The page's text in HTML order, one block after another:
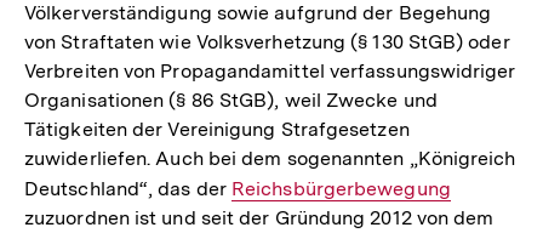
Völkerverständigung sowie aufgrund der Begehung
von Straftaten wie Volksverhetzung (§ 130 StGB) oder
Verbreiten von Propagandamittel verfassungswidriger
Organisationen (§ 86 StGB), weil Zwecke und
Tätigkeiten der Vereinigung Strafgesetzen
zuwiderliefen. Auch bei dem sogenannten „Königreich
Deutschland“, das der Interner
Link:
Reichsbürgerbewegung
zuzuordnen ist und seit der Gründung 2012 von dem